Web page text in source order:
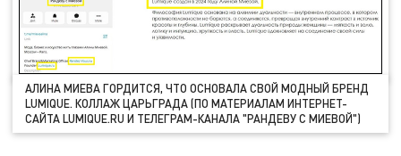
АЛИНА МИЕВА ГОРДИТСЯ, ЧТО ОСНОВАЛА СВОЙ МОДНЫЙ БРЕНД
LUMIQUE. КОЛЛАЖ ЦАРЬГРАДА (ПО МАТЕРИАЛАМ ИНТЕРНЕТ-
САЙТА LUMIQUE.RU И ТЕЛЕГРАМ-КАНАЛА "РАНДЕВУ С МИЕВОЙ")